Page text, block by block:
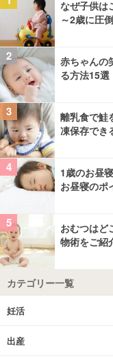
なぜ子供は
～2歳に圧
2
赤ちゃんの
る方法15選
3
離乳食で鮭
凍保存でき
4
1歳のお昼
お昼寝のポ
5
おむつはど
物術をご紹
カテゴリー一覧
妊活
出産